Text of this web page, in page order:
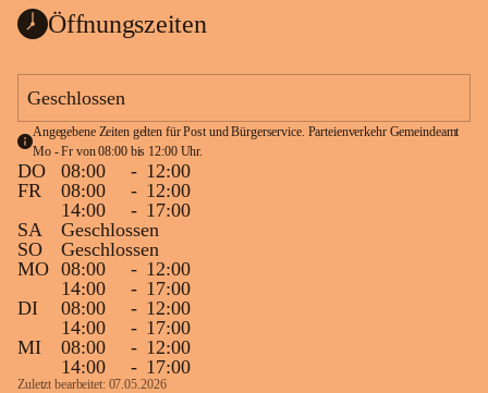
Öffnungszeiten
Geschlossen
Angegebene Zeiten gelten für Post und Bürgerservice. Parteienverkehr Gemeindeamt
Mo - Fr von 08:00 bis 12:00 Uhr.
DO 08:00 - 12:00
FR
08:00 - 12:00
14:00
- 17:00
SA
Geschlossen
SO
Geschlossen
MO 08:00 - 12:00
14:00
- 17:00
DI
08:00 - 12:00
14:00
- 17:00
MI
08:00 - 12:00
14:00
- 17:00
Zuletzt bearbeitet: 07.05.2026